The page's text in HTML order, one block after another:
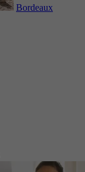
Bordeaux